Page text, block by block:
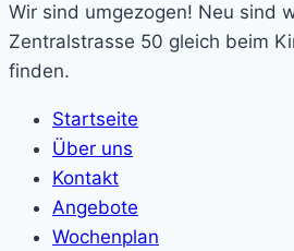
Wir sind umgezogen! Neu sind
Zentralstrasse 50 gleich beim
finden.
Startseite
Über uns
Kontakt
Angebote
Wochenplan